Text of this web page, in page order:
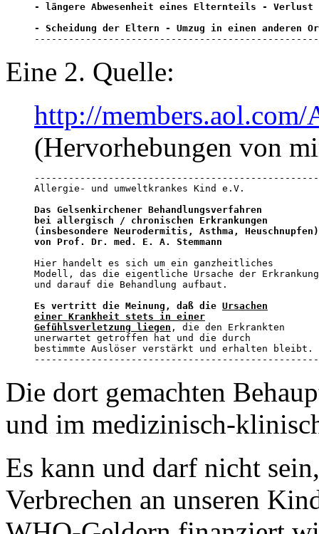
- längere Abwesenheit eines Elternteils - Verlust
- Scheidung der Eltern - Umzug in einen anderen
Eine 2. Quelle:
http://
(Hervorhebungen von
Allergie- und umweltkrankes Kind e.V.
Das Gelsenkirchener Behandlungsverfahren
bei allergisch / chronischen Erkrankungen
(insbesondere Neurodermitis, Asthma, Heuschnupfen)
von Prof. Dr. med. E. A. Stemmann
Hier handelt es sich um ein ganzheitliches
Modell, das die eigentliche Ursache der
und darauf die Behandlung aufbaut.
Es vertritt die Meinung, daß die Ursachen
einer Krankheit stets in einer
Gefühlsverletzung liegen , die den Erkrankten
unerwartet getroffen hat und die durch
bestimmte Auslöser verstärkt und erhalten bleibt.
Die dort gemachten
und im medizinisch-
Es kann und darf nicht
Verbrechen an unseren